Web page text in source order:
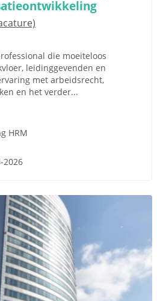
die moeiteloos
leidinggevenden en
met arbeidsrecht,
en het verder...
HRM
2026